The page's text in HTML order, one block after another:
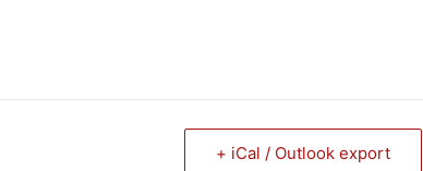
+ iCal / Outlook export